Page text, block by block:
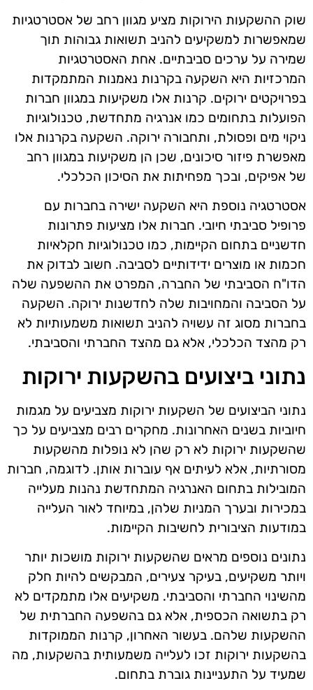
שוק ההשקעות הירוקות מציע מגוון רחב של אסטרטגיות
שמאפשרות למשקיעים להניב תשואות גבוהות תוך
שמירה על ערכים סביבתיים. אחת האסטרטגיות
המרכזיות היא השקעה בקרנות נאמנות המתמקדות
בפרויקטים ירוקים. קרנות אלו משקיעות במגוון חברות
הפועלות בתחומים כמו אנרגיה מתחדשת, טכנולוגיות
ניקוי מים ופסולת, ותחבורה ירוקה. השקעה בקרנות אלו
מאפשרת פיזור סיכונים, שכן הן משקיעות במגוון רחב
של אפיקים, ובכך מפחיתות את הסיכון הכלכלי.
אסטרטגיה נוספת היא השקעה ישירה בחברות עם
פרופיל סביבתי חיובי. חברות אלו מציעות פתרונות
חדשניים בתחום הקיימות, כמו טכנולוגיות חקלאיות
חכמות או מוצרים ידידותיים לסביבה. חשוב לבדוק את
הדו"ח הסביבתי של החברה, המפרט את ההשפעה שלה
על הסביבה והמחויבות שלה לחדשנות ירוקה. השקעה
בחברות מסוג זה עשויה להניב תשואות משמעותיות לא
רק מהצד הכלכלי, אלא גם מהצד החברתי והסביבתי.
נתוני ביצועים בהשקעות ירוקות
נתוני הביצועים של השקעות ירוקות מצביעים על מגמות
חיוביות בשנים האחרונות. מחקרים רבים מצביעים על כך
שהשקעות ירוקות לא רק שהן לא נופלות מהשקעות
מסורתיות, אלא לעיתים אף עוברות אותן. לדוגמה, חברות
המובילות בתחום האנרגיה המתחדשת נהנות מעלייה
במכירות ובערך המניות שלהן, במיוחד לאור העלייה
במודעות הציבורית לחשיבות הקיימות.
נתונים נוספים מראים שהשקעות ירוקות מושכות יותר
ויותר משקיעים, בעיקר צעירים, המבקשים להיות חלק
מהשינוי החברתי והסביבתי. משקיעים אלו מתמקדים לא
רק בתשואה הכספית, אלא גם בהשפעה החברתית של
ההשקעות שלהם. בעשור האחרון, קרנות הממוקדות
בהשקעות ירוקות זכו לעלייה משמעותית בהשקעות, מה
שמעיד על התעניינות גוברת בתחום.